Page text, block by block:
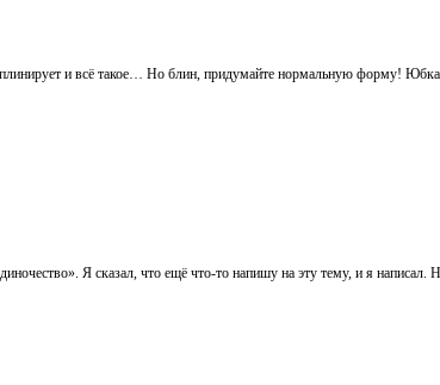
и всё такое… Но блин, придумайте нормальную форму! Юбка
Я сказал, что ещё что-то напишу на эту тему, и я написал.